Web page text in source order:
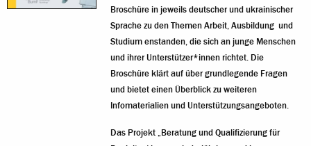
Broschüre in jeweils deutscher und ukrainischer
Sprache zu den Themen Arbeit, Ausbildung und
Studium enstanden, die sich an junge Menschen
und ihrer Unterstützer*innen richtet. Die
Broschüre klärt auf über grundlegende Fragen
und bietet einen Überblick zu weiteren
Infomaterialien und Unterstützungsangeboten.
Das Projekt „Beratung und Qualifizierung für